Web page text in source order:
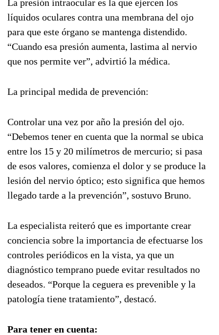
La presión intraocular es la que ejercen los
líquidos oculares contra una membrana del ojo
para que este órgano se mantenga distendido.
“Cuando esa presión aumenta, lastima al nervio
que nos permite ver”, advirtió la médica.
La principal medida de prevención:
Controlar una vez por año la presión del ojo.
“Debemos tener en cuenta que la normal se ubica
entre los 15 y 20 milímetros de mercurio; si pasa
de esos valores, comienza el dolor y se produce la
lesión del nervio óptico; esto significa que hemos
llegado tarde a la prevención”, sostuvo Bruno.
La especialista reiteró que es importante crear
conciencia sobre la importancia de efectuarse los
controles periódicos en la vista, ya que un
diagnóstico temprano puede evitar resultados no
deseados. “Porque la ceguera es prevenible y la
patología tiene tratamiento”, destacó.
Para tener en cuenta: